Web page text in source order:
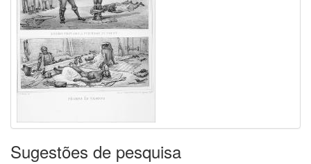
Sugestões de pesquisa